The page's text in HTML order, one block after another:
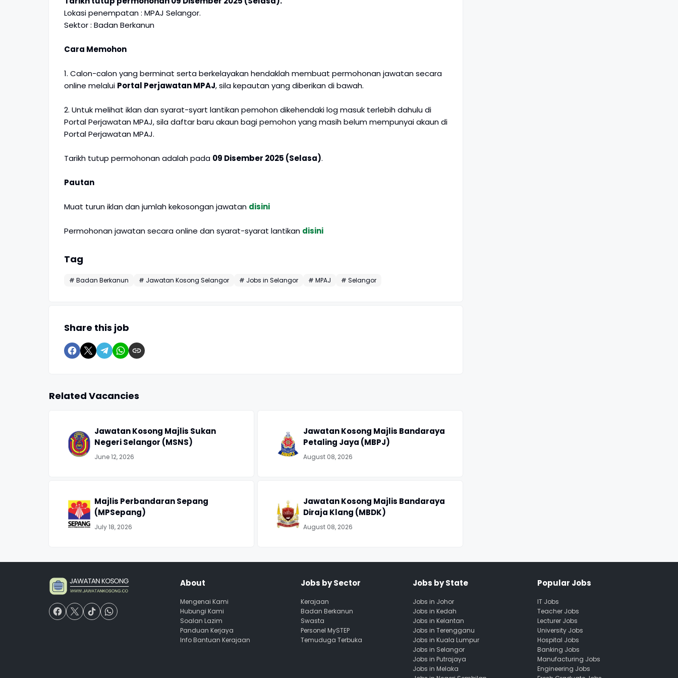
Lokasi penempatan : MPAJ Selangor.
Sektor : Badan Berkanun
Cara Memohon
1. Calon-calon yang berminat serta berkelayakan hendaklah membuat permohonan jawatan secara
online melalui Portal Perjawatan MPAJ, sila kepautan yang diberikan di bawah.
2. Untuk melihat iklan dan syarat-syart lantikan pemohon dikehendaki log masuk terlebih dahulu di
Portal Perjawatan MPAJ, sila daftar baru akaun bagi pemohon yang masih belum mempunyai akaun di
Portal Perjawatan MPAJ.
Tarikh tutup permohonan adalah pada 09 Disember 2025 (Selasa).
Pautan
Muat turun iklan dan jumlah kekosongan jawatan disini
Permohonan jawatan secara online dan syarat-syarat lantikan disini
Tag
# Badan Berkanun # Jawatan Kosong Selangor # Jobs in Selangor # MPAJ # Selangor
Share this job
Related Vacancies
Jawatan Kosong Majlis Sukan
Negeri Selangor (MSNS)
June 12, 2026
Jawatan Kosong Majlis Bandaraya
Petaling Jaya (MBPJ)
August 08, 2026
Majlis Perbandaran Sepang
(MPSepang)
July 18, 2026
Jawatan Kosong Majlis Bandaraya
Diraja Klang (MBDK)
August 08, 2026
About
Mengenai Kami
Hubungi Kami
Soalan Lazim
Panduan Kerjaya
Info Bantuan Kerajaan
Jobs by Sector
Kerajaan
Badan Berkanun
Swasta
Personel MySTEP
Temuduga Terbuka
Jobs by State
Jobs in Johor
Jobs in Kedah
Jobs in Kelantan
Jobs in Terengganu
Jobs in Kuala Lumpur
Jobs in Selangor
Jobs in Putrajaya
Jobs in Melaka
Popular Jobs
IT Jobs
Teacher Jobs
Lecturer Jobs
University Jobs
Hospital Jobs
Banking Jobs
Manufacturing Jobs
Engineering Jobs